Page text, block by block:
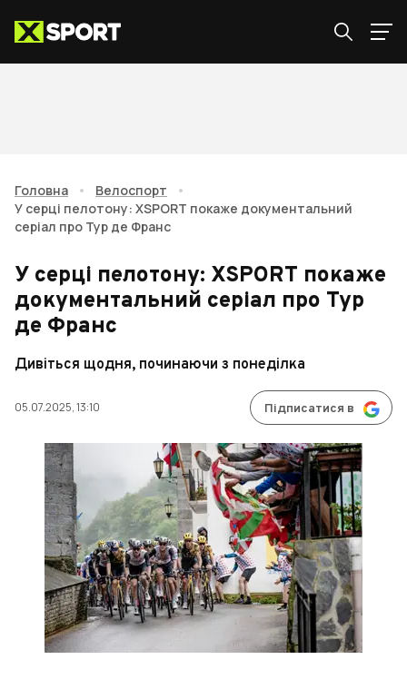
Головна • Велоспорт
•
У серці пелотону: XSPORT покаже документальний
серіал про Тур де Франс
У серці пелотону: XSPORT покаже
документальний серіал про Тур
де Франс
Дивіться щодня, починаючи з понеділка
05.07.2025, 13:10 Підписатися в